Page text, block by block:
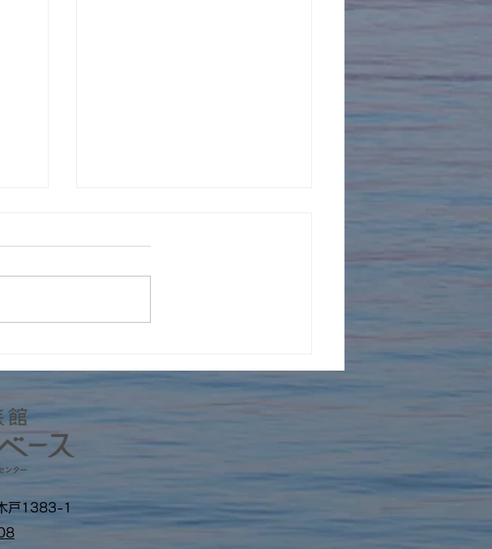
くし2026」名古屋オアシス
戸1383-1